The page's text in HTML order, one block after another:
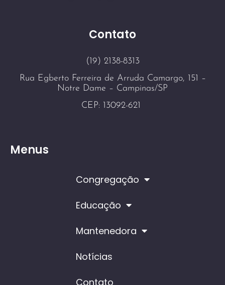
Contato
(19) 2138-8313
Rua Egberto Ferreira de Arruda Camargo, 151 –
Notre Dame – Campinas/SP
CEP: 13092-621
Menus
Congregação
Educação
Mantenedora
Notícias
Contato